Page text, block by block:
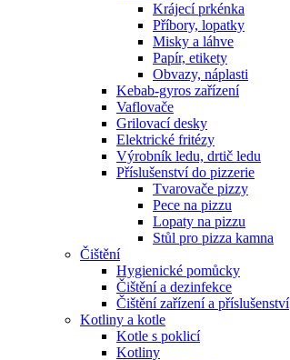
Krájecí prkénka
Příbory, lopatky
Misky a láhve
Papír, etikety
Obvazy, náplasti
Kebab-gyros zařízení
Vaflovače
Grilovací desky
Elektrické fritézy
Výrobník ledu, drtič ledu
Příslušenství do pizzerie
Tvarovače pizzy
Pece na pizzu
Lopaty na pizzu
Stůl pro pizza kamna
Čištění
Hygienické pomůcky
Čištění a dezinfekce
Čištění zařízení a příslušenství
Kotliny a kotle
Kotle s poklicí
Kotliny